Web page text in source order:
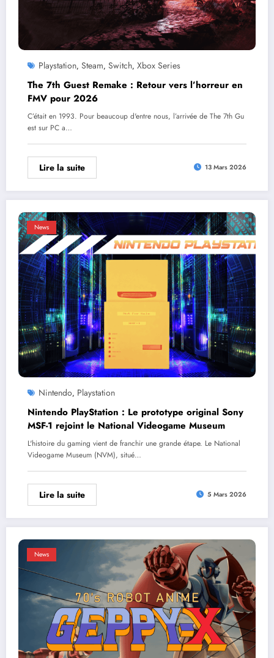
Playstation, Steam, Switch, Xbox Series
The 7th Guest Remake : Retour vers l’horreur en
FMV pour 2026
C’était en 1993. Pour beaucoup d'entre nous, l’arrivée de The 7th Gu
est sur PC a…
Lire la suite 13 Mars 2026
News
Nintendo, Playstation
Nintendo PlayStation : Le prototype original Sony
MSF-1 rejoint le National Videogame Museum
L'histoire du gaming vient de franchir une grande étape. Le National
Videogame Museum (NVM), situé…
Lire la suite 5 Mars 2026
News